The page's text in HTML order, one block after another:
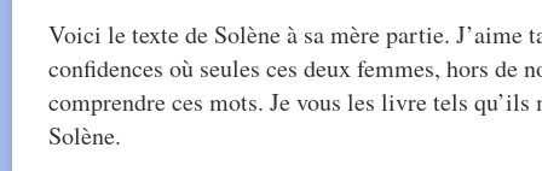
Voici le texte de Solène à sa mère partie. J’aime
confidences où seules ces deux femmes, hors de
comprendre ces mots. Je vous les livre tels
Solène.